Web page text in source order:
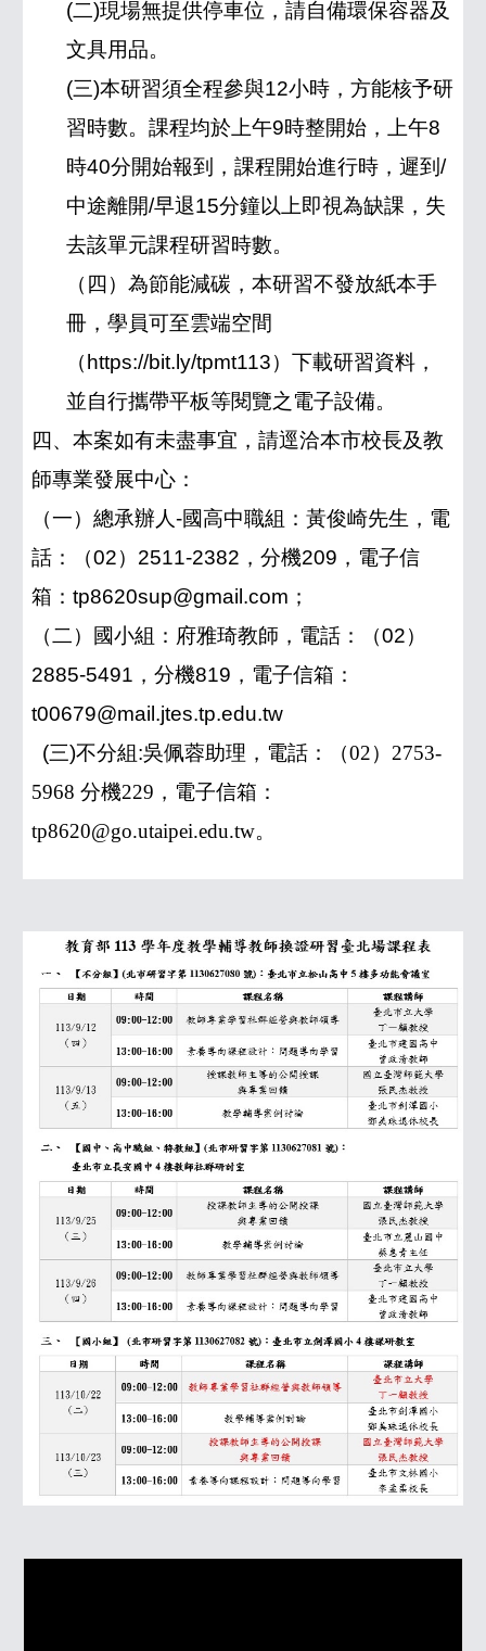
(二)現場無提供停車位，請自備環保容器及
文具用品。
(三)本研習須全程參與12小時，方能核予研
習時數。課程均於上午9時整開始，上午8
時40分開始報到，課程開始進行時，遲到/
中途離開/早退15分鐘以上即視為缺課，失
去該單元課程研習時數。
（四）為節能減碳，本研習不發放紙本手
冊，學員可至雲端空間
（https://bit.ly/tpmt113）下載研習資料，
並自行攜帶平板等閱覽之電子設備。
四、本案如有未盡事宜，請逕洽本市校長及教
師專業發展中心：
（一）總承辦人-國高中職組：黃俊崎先生，電
話：（02）2511-2382，分機209，電子信
箱：tp8620sup@gmail.com；
（二）國小組：府雅琦教師，電話：（02）
2885-5491，分機819，電子信箱：
t00679@mail.jtes.tp.edu.tw
(三)不分組:吳佩蓉助理，電話：（02） 2753-
5968分機229 ，電子信箱：
tp8620@go.utaipei.edu.tw。